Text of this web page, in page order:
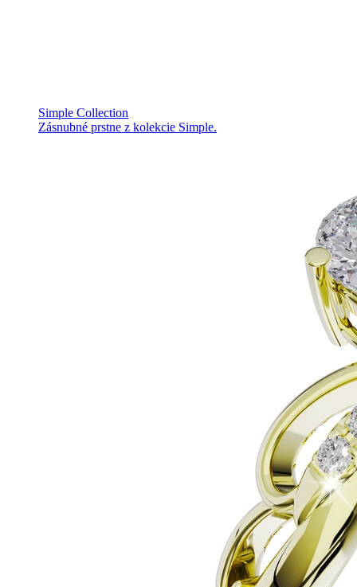
Simple Collection
Zásnubné prstne z kolekcie Simple.